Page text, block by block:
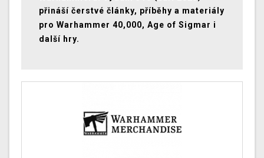
přináší čerstvé články, příběhy a materiály
pro Warhammer 40,000, Age of Sigmar i
další hry.